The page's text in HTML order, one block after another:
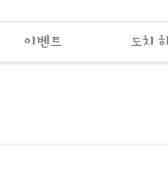
이벤트 도치